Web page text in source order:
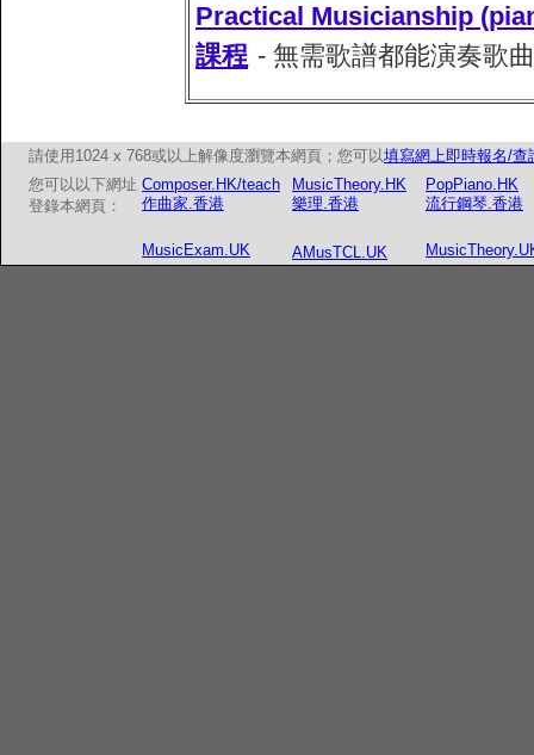
Practical Musicianship
課程 - 無需歌譜都能演奏歌曲
請使用1024 x 768或以上解像度瀏覽本網頁；您可以填寫網上即時報名/查
您可以以下網址
登錄本網頁：
Composer.HK/teach
作曲家.香港
MusicTheory.HK
樂理.香港
PopPiano.HK
流行鋼琴.香港
MusicExam.UK AMusTCL.UK